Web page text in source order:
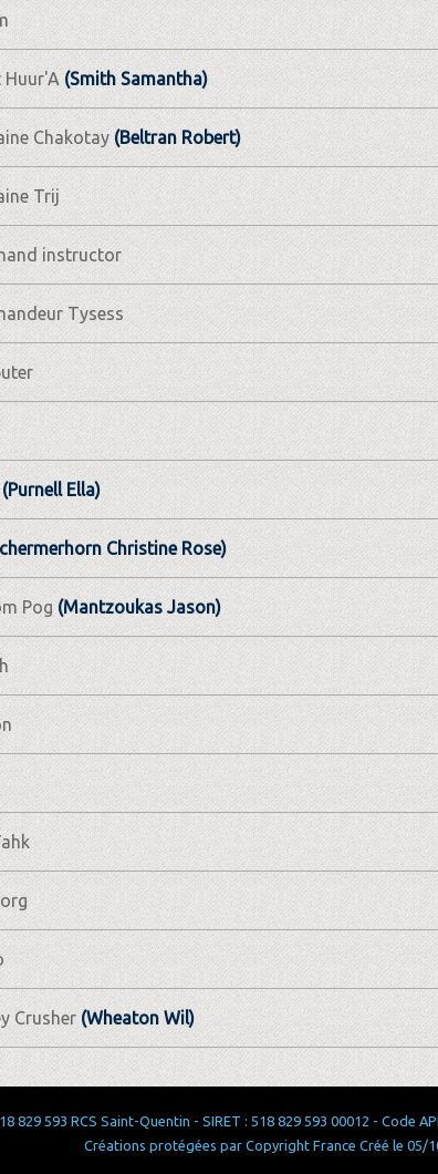
Huur'A(Smith Samantha)
Chakotay(Beltran Robert)
Trij
instructor
Tysess
Ella)
Christine Rose)
Pog(Mantzoukas Jason)
Crusher (Wheaton Wil)
829 593 RCS Saint-Quentin - SIRET : 518 829 593 00012 - Code
Créations protégées par Copyright France Créé le 05/